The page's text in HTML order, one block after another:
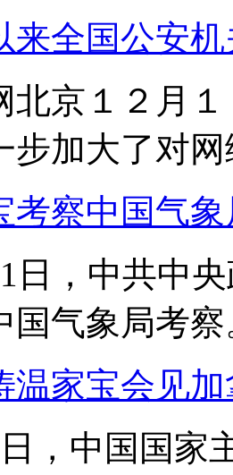
来全国公安
北京１２月
步加大了对
考察中国气
日，中共中
国气象局考
温家宝会见
，中国国家